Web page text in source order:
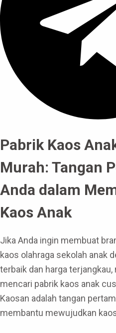
Pabrik Kaos
Murah: Tangan
Anda dalam
Kaos Anak
Jika Anda ingin membuat
kaos olahraga sekolah anak
terbaik dan harga terjangkau,
mencari pabrik kaos anak
Kaosan adalah tangan
membantu mewujudkan